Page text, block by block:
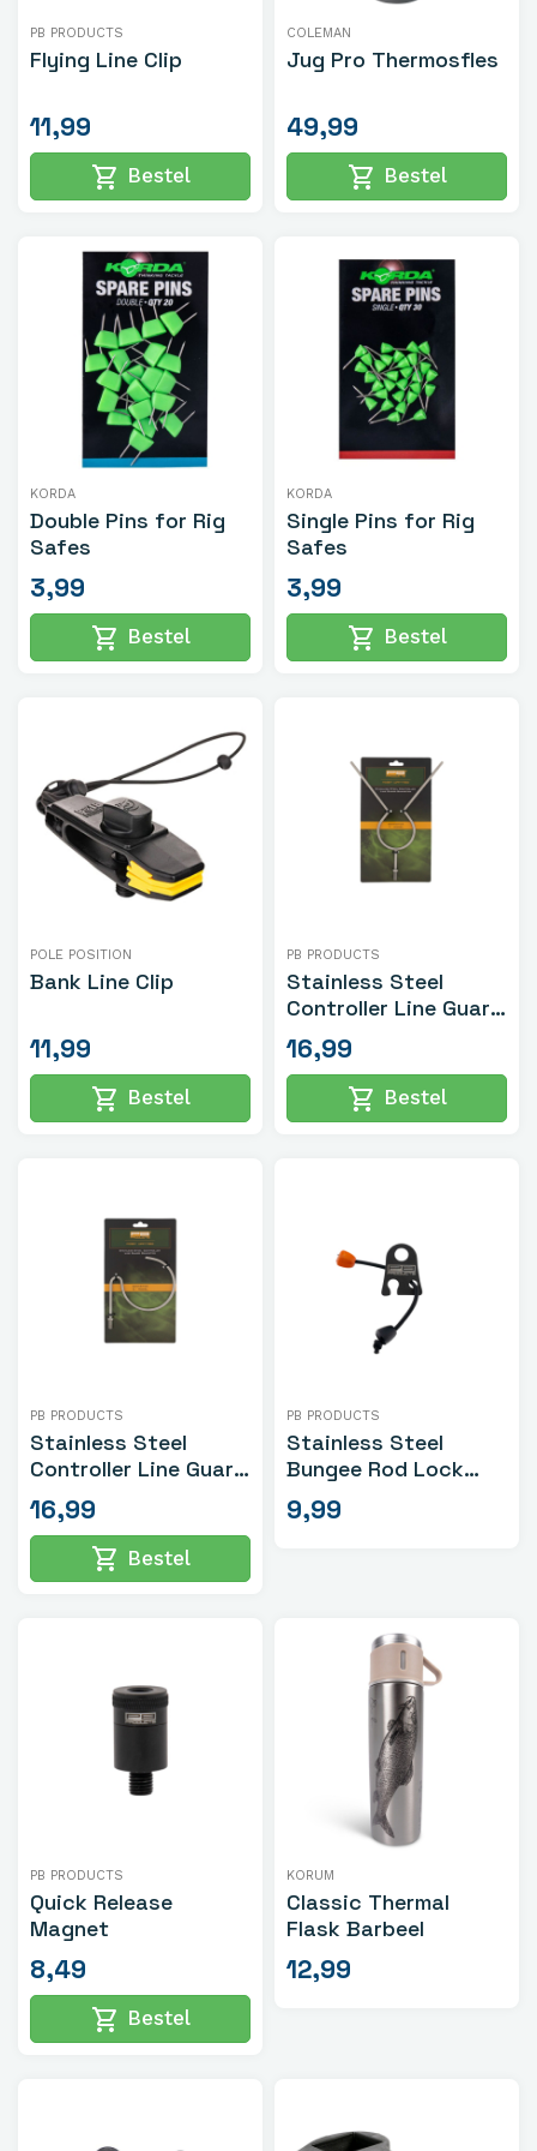
PB PRODUCTS
Flying Line Clip
11,99
shopping_cart Bestel
COLEMAN
Jug Pro Thermosfles
49,99
shopping_cart Bestel
KORDA
Double Pins for Rig
Safes
3,99
shopping_cart Bestel
KORDA
Single Pins for Rig
Safes
3,99
shopping_cart Bestel
POLE POSITION
Bank Line Clip
11,99
shopping_cart Bestel
PB PRODUCTS
Stainless Steel
Controller Line Guard
Bankstick Y-Model
16,99
shopping_cart Bestel
PB PRODUCTS
Stainless Steel
Controller Line Guard
Bankstick C-Model
16,99
shopping_cart Bestel
PB PRODUCTS
Stainless Steel
Bungee Rod Lock
DLX
9,99
PB PRODUCTS
Quick Release
Magnet
8,49
shopping_cart Bestel
KORUM
Classic Thermal
Flask Barbeel
12,99